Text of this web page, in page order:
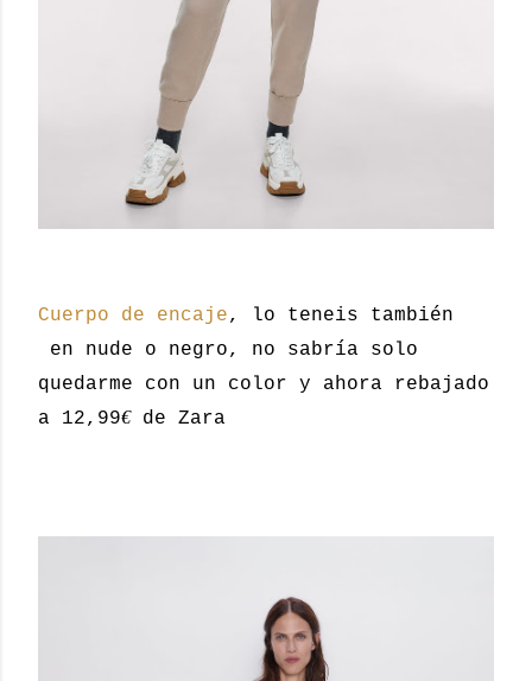
Cuerpo de encaje, lo teneis también
en nude o negro, no sabría solo
quedarme con un color y ahora rebajado
a 12,99€de Zara